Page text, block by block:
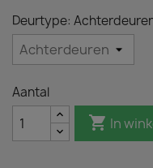
Deurtype:
Aantal
 In